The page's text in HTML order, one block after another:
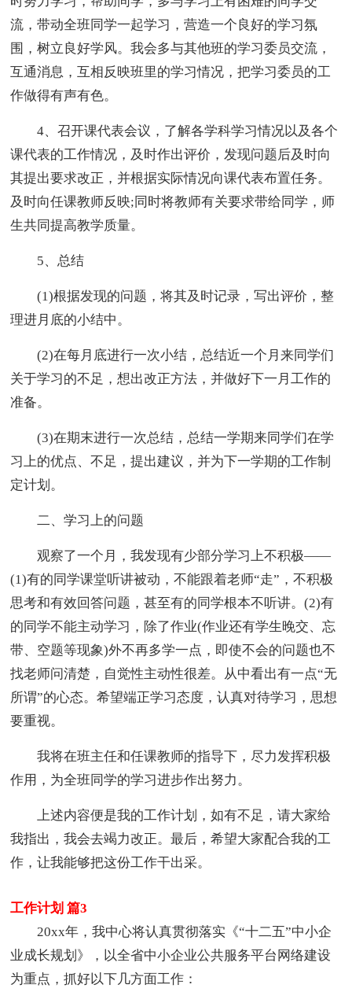
流，带动全班同学一起学习，营造一个良好的学习氛
围，树立良好学风。我会多与其他班的学习委员交流，
互通消息，互相反映班里的学习情况，把学习委员的工
作做得有声有色。
4、召开课代表会议，了解各学科学习情况以及各个
课代表的工作情况，及时作出评价，发现问题后及时向
其提出要求改正，并根据实际情况向课代表布置任务。
及时向任课教师反映;同时将教师有关要求带给同学，师
生共同提高教学质量。
5、总结
(1)根据发现的问题，将其及时记录，写出评价，整
理进月底的小结中。
(2)在每月底进行一次小结，总结近一个月来同学们
关于学习的不足，想出改正方法，并做好下一月工作的
准备。
(3)在期末进行一次总结，总结一学期来同学们在学
习上的优点、不足，提出建议，并为下一学期的工作制
定计划。
二、学习上的问题
观察了一个月，我发现有少部分学习上不积极——
(1)有的同学课堂听讲被动，不能跟着老师“走”，不积极
思考和有效回答问题，甚至有的同学根本不听讲。(2)有
的同学不能主动学习，除了作业(作业还有学生晚交、忘
带、空题等现象)外不再多学一点，即使不会的问题也不
找老师问清楚，自觉性主动性很差。从中看出有一点“无
所谓”的心态。希望端正学习态度，认真对待学习，思想
要重视。
我将在班主任和任课教师的指导下，尽力发挥积极
作用，为全班同学的学习进步作出努力。
上述内容便是我的工作计划，如有不足，请大家给
我指出，我会去竭力改正。最后，希望大家配合我的工
作，让我能够把这份工作干出采。
工作计划 篇3
20xx年，我中心将认真贯彻落实《“十二五”中小企
业成长规划》，以全省中小企业公共服务平台网络建设
为重点，抓好以下几方面工作：